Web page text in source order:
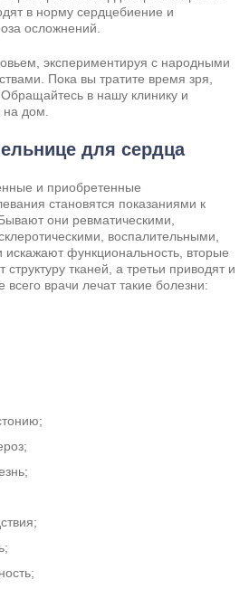
в норму сердцебиение и
осложнений.
экспериментируя с народными
Пока вы тратите время зря,
Обращайтесь в нашу клинику и
дом.
для сердца
и приобретенные
становятся показаниями к
они ревматическими,
воспалительными,
функциональность, вторые
структуру тканей, а третьи приводят и
врачи лечат такие болезни: